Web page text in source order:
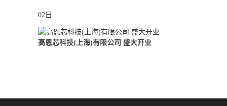
02日
高恩芯科技(上海)有限公司 盛大开业